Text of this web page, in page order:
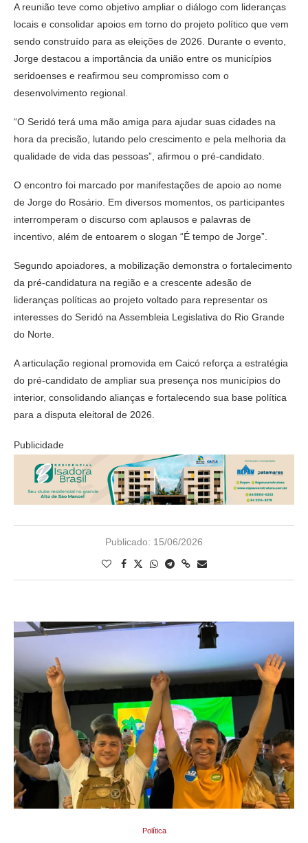
A reunião teve como objetivo ampliar o diálogo com lideranças
locais e consolidar apoios em torno do projeto político que vem
sendo construído para as eleições de 2026. Durante o evento,
Jorge destacou a importância da união entre os municípios
seridoenses e reafirmou seu compromisso com o
desenvolvimento regional.
“O Seridó terá uma mão amiga para ajudar suas cidades na
hora da precisão, lutando pelo crescimento e pela melhoria da
qualidade de vida das pessoas”, afirmou o pré-candidato.
O encontro foi marcado por manifestações de apoio ao nome
de Jorge do Rosário. Em diversos momentos, os participantes
interromperam o discurso com aplausos e palavras de
incentivo, além de entoarem o slogan “É tempo de Jorge”.
Segundo apoiadores, a mobilização demonstra o fortalecimento
da pré-candidatura na região e a crescente adesão de
lideranças políticas ao projeto voltado para representar os
interesses do Seridó na Assembleia Legislativa do Rio Grande
do Norte.
A articulação regional promovida em Caicó reforça a estratégia
do pré-candidato de ampliar sua presença nos municípios do
interior, consolidando alianças e fortalecendo sua base política
para a disputa eleitoral de 2026.
Publicidade
Publicado: 15/06/2026
Política